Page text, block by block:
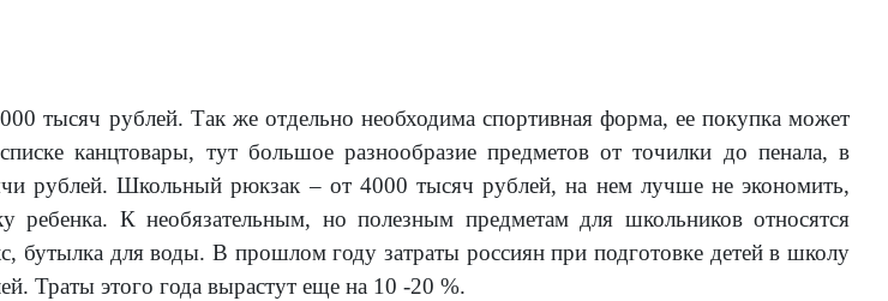
тысяч рублей. Так же отдельно необходима спортивная форма, ее покупка может
канцтовары, тут большое разнообразие предметов от точилки до пенала, в
рублей. Школьный рюкзак – от 4000 тысяч рублей, на нем лучше не экономить,
ребенка. К необязательным, но полезным предметам для школьников относятся
бутылка для воды. В прошлом году затраты россиян при подготовке детей в школу
Траты этого года вырастут еще на 10 -20 %.